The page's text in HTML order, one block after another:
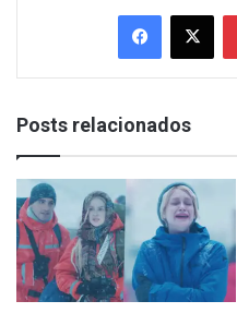
Facebook
X
Posts relacionados